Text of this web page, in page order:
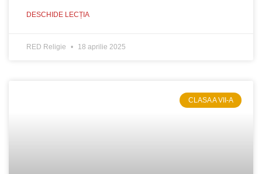
DESCHIDE LECȚIA
RED Religie 18 aprilie 2025
CLASA A VII-A